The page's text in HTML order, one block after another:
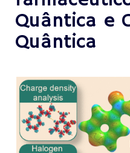
Quântica e
Quântica